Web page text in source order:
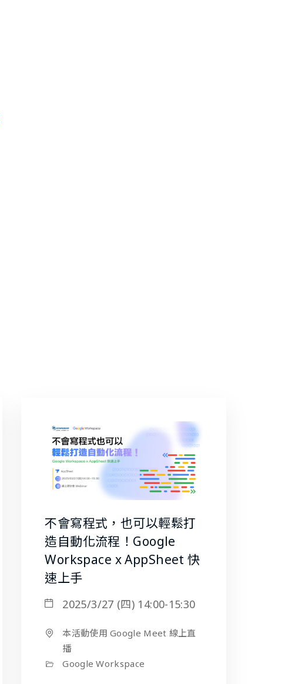
不會寫程式，也可以輕鬆打
造自動化流程！Google
Workspace x AppSheet 快
速上手
2025/3/27 (四) 14:00-15:30
本活動使用 Google Meet 線上直
播
Google Workspace